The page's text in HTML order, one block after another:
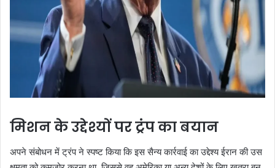
मिशन के उद्देश्यों पर ट्रंप का बयान
अपने संबोधन में ट्रंप ने स्पष्ट किया कि इस सैन्य कार्रवाई का उद्देश्य ईरान की उस